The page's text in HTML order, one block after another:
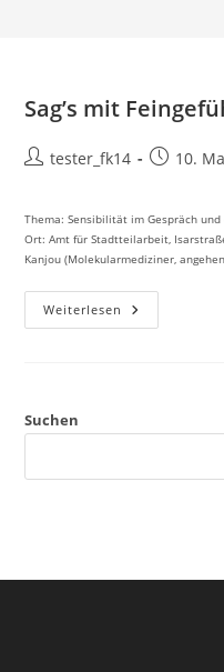
Sag’s mit
Beitrags-
tester_fk14
Beitrag
10.
Thema: Sensibilität im Gespräch
Ort: Amt für Stadtteilarbeit,
Kanjou (Molekularmediziner,
Weiterlesen Sag’s
Mit
Suchen